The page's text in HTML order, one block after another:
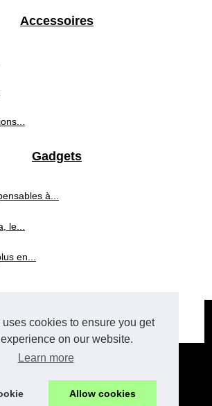
cookies to ensure you get
on our website.
Learn more
Allow cookies
Accessoires
Gadgets
à...
le...
en...
future-tech